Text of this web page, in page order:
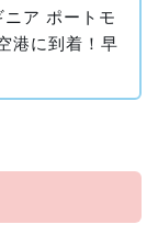
ア ポートモ
港に到着！早